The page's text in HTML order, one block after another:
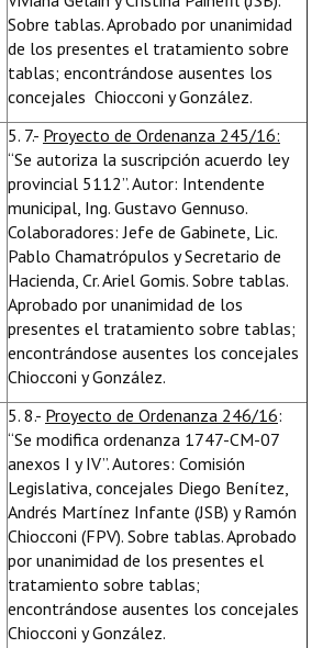
Sobre tablas. Aprobado por unanimidad
de los presentes el tratamiento sobre
tablas; encontrándose ausentes los
concejales Chiocconi y González.
5. 7.- Proyecto de Ordenanza 245/16:
“Se autoriza la suscripción acuerdo ley
provincial 5112”. Autor: Intendente
municipal, Ing. Gustavo Gennuso.
Colaboradores: Jefe de Gabinete, Lic.
Pablo Chamatrópulos y Secretario de
Hacienda, Cr. Ariel Gomis. Sobre tablas.
Aprobado por unanimidad de los
presentes el tratamiento sobre tablas;
encontrándose ausentes los concejales
Chiocconi y González.
5. 8.- Proyecto de Ordenanza 246/16:
“Se modifica ordenanza 1747-CM-07
anexos I y IV”. Autores: Comisión
Legislativa, concejales Diego Benítez,
Andrés Martínez Infante (JSB) y Ramón
Chiocconi (FPV). Sobre tablas. Aprobado
por unanimidad de los presentes el
tratamiento sobre tablas;
encontrándose ausentes los concejales
Chiocconi y González.